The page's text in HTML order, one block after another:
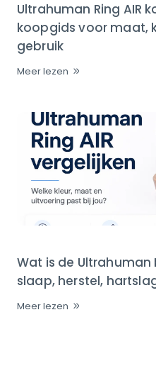
Ultrahuman Ring AIR
koopgids voor maat,
gebruik
Meer lezen
Wat is de Ultrahuman
slaap, herstel,
Meer lezen